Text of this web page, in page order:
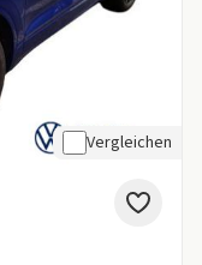
Vergleichen